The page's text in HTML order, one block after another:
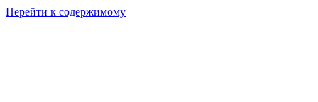
Перейти к содержимому